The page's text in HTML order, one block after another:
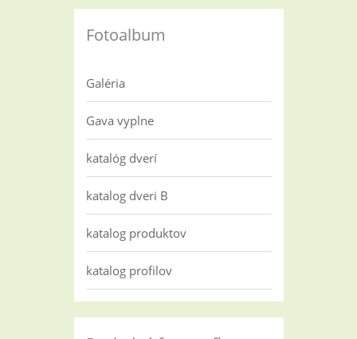
Fotoalbum
Galéria
Gava vyplne
katalóg dverí
katalog dveri B
katalog produktov
katalog profilov